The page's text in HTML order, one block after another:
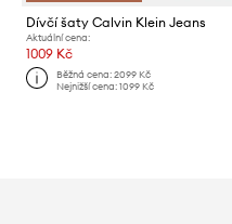
Dívčí šaty Calvin Klein Jeans
Aktuální cena:
1009 Kč
Běžná cena:2099 Kč
Nejnižší cena:1099 Kč